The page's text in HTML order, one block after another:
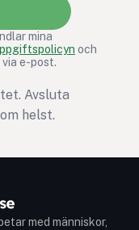
mina
och
e-post.
Avsluta
helst.
med människor,